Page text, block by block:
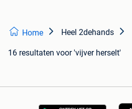
Home Heel 2dehands
16 resultaten voor 'vijver herselt'